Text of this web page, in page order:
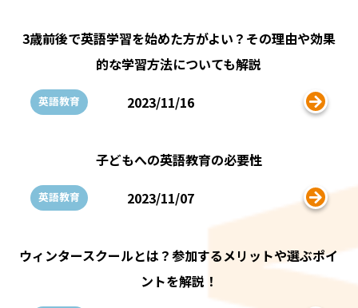
3歳前後で英語学習を始めた方がよい？その理由や効果
的な学習方法についても解説
英語教育 2023/11/16
子どもへの英語教育の必要性
英語教育 2023/11/07
ウィンタースクールとは？参加するメリットや選ぶポイ
ントを解説！